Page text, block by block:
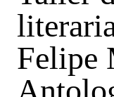
Felipe